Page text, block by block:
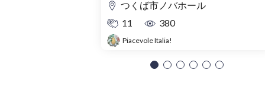
つくば市ノバホール
11
380
Piacevole Italia!